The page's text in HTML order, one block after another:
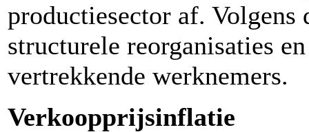
productiesector af.
structurele reorganisaties
vertrekkende werknemers.
Verkoopprijsinflatie